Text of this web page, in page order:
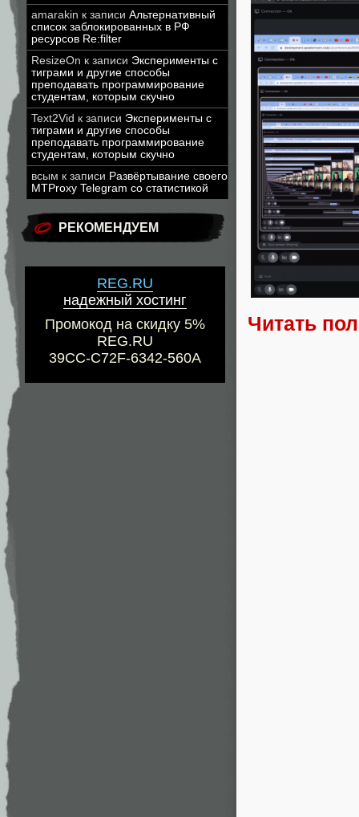
amarakin к записи Альтернативный
список заблокированных в РФ
ресурсов Re:filter
ResizeOn к записи Эксперименты с
тиграми и другие способы
преподавать программирование
студентам, которым скучно
Text2Vid к записи Эксперименты с
тиграми и другие способы
преподавать программирование
студентам, которым скучно
всым к записи Развёртывание своего
MTProxy Telegram со статистикой
РЕКОМЕНДУЕМ
REG.RU
надежный хостинг
Промокод на скидку 5%
REG.RU
39CC-C72F-6342-560A
Читать